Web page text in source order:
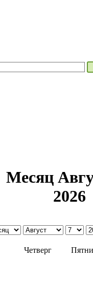
Месяц
2026
Четверг